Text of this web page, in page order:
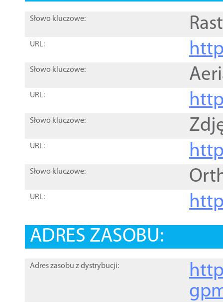
Słowo kluczowe:
URL:
Słowo kluczowe:
URL:
Słowo kluczowe:
URL:
Słowo kluczowe:
URL:
ADRES ZASOBU:
Adres zasobu z dystrybucji: